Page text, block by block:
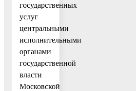
государственных
услуг
центральными
исполнительными
органами
государственной
власти
Московской